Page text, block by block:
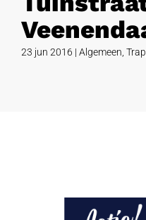
23 jun 2016 | Algemeen